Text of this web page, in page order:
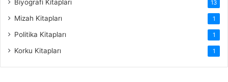
Biyografi Kitapları 13
Mizah Kitapları 1
Politika Kitapları 1
Korku Kitapları 1